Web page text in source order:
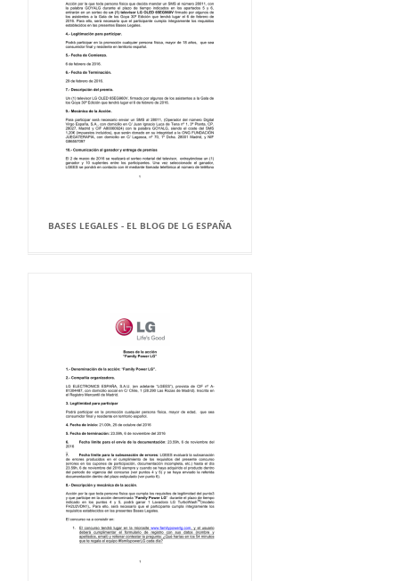
BASES LEGALES - EL BLOG DE LG ESPAÑA